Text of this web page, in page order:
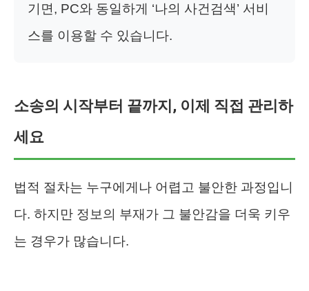
기면, PC와 동일하게 ‘나의 사건검색’ 서비
스를 이용할 수 있습니다.
소송의 시작부터 끝까지, 이제 직접 관리하
세요
법적 절차는 누구에게나 어렵고 불안한 과정입니
다. 하지만 정보의 부재가 그 불안감을 더욱 키우
는 경우가 많습니다.